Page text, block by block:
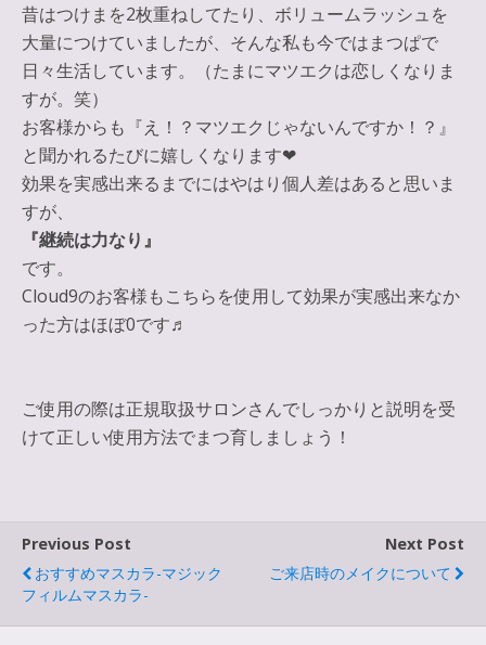
昔はつけまを2枚重ねしてたり、ボリュームラッシュを
大量につけていましたが、そんな私も今ではまつぱで
日々生活しています。（たまにマツエクは恋しくなりま
すが。笑）
お客様からも『え！？マツエクじゃないんですか！？』
と聞かれるたびに嬉しくなります❤︎
効果を実感出来るまでにはやはり個人差はあると思いま
すが、
『継続は力なり』
です。
Cloud9のお客様もこちらを使用して効果が実感出来なか
った方はほぼ0です♬
ご使用の際は正規取扱サロンさんでしっかりと説明を受
けて正しい使用方法でまつ育しましょう！
Previous Post
おすすめマスカラ-マジック
フィルムマスカラ-
Next Post
ご来店時のメイクについて